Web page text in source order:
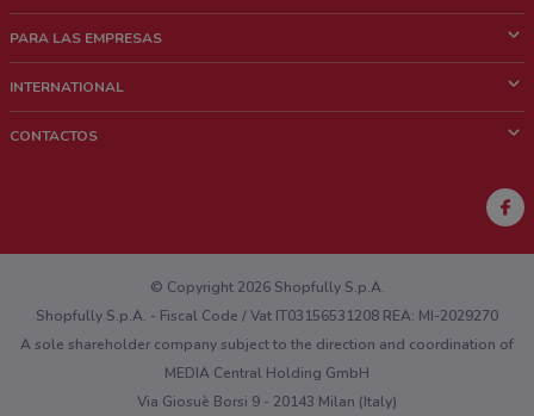
¿Quiénes Somos?
Trabaja con nosotros
PARA LAS EMPRESAS
Contacto comercial
INTERNATIONAL
CONTACTOS
¿Encontraste un problema en la web o en la aplicación?
© Copyright 2026 Shopfully S.p.A.
Shopfully S.p.A. - Fiscal Code / Vat IT03156531208 REA: MI-2029270
A sole shareholder company subject to the direction and coordination of
MEDIA Central Holding GmbH
Via Giosuè Borsi 9 - 20143 Milan (Italy)